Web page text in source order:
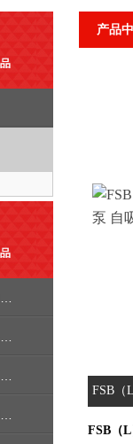
产品
FSB（
FSB（